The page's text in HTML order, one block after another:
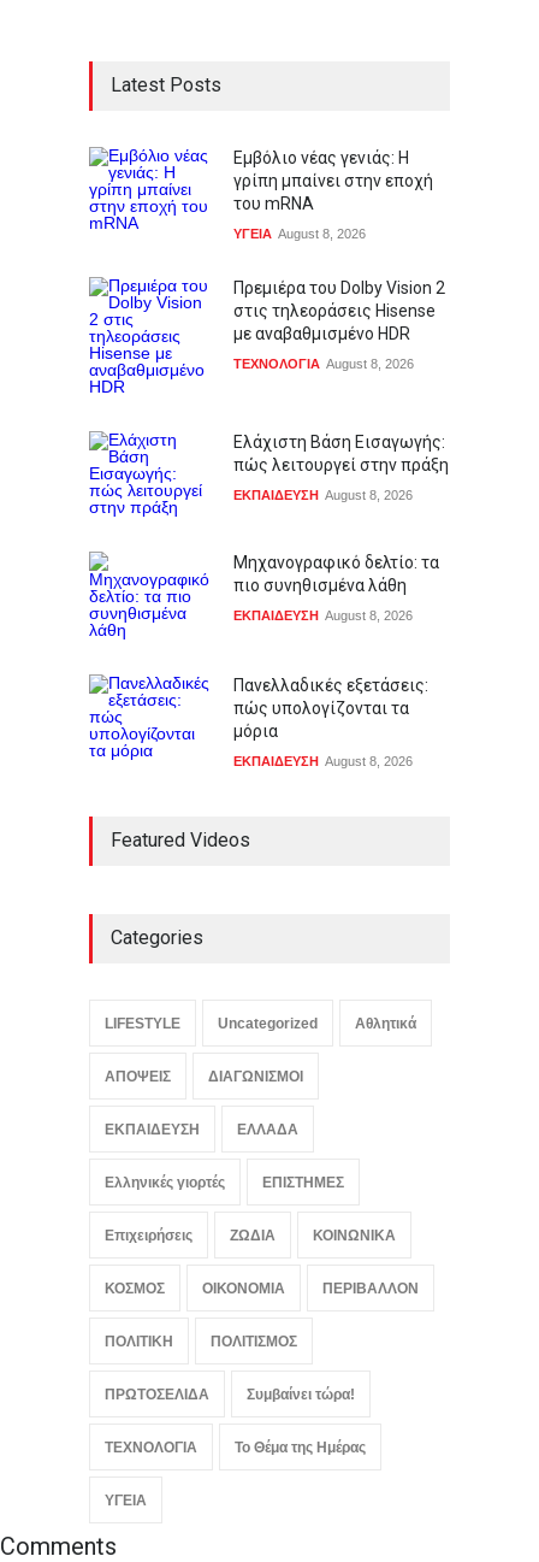
Latest Posts
Εμβόλιο νέας γενιάς: Η
γρίπη μπαίνει στην εποχή
του mRNA
ΥΓΕΙΑ August 8, 2026
Πρεμιέρα του Dolby Vision 2
στις τηλεοράσεις Hisense
με αναβαθμισμένο HDR
ΤΕΧΝΟΛΟΓΙΑ August 8, 2026
Ελάχιστη Βάση Εισαγωγής:
πώς λειτουργεί στην πράξη
ΕΚΠΑΙΔΕΥΣΗ August 8, 2026
Μηχανογραφικό δελτίο: τα
πιο συνηθισμένα λάθη
ΕΚΠΑΙΔΕΥΣΗ August 8, 2026
Πανελλαδικές εξετάσεις:
πώς υπολογίζονται τα
μόρια
ΕΚΠΑΙΔΕΥΣΗ August 8, 2026
Featured Videos
Categories
LIFESTYLE Uncategorized Αθλητικά
ΑΠΟΨΕΙΣ ΔΙΑΓΩΝΙΣΜΟΙ
ΕΚΠΑΙΔΕΥΣΗ ΕΛΛΑΔΑ
Ελληνικές γιορτές ΕΠΙΣΤΗΜΕΣ
Επιχειρήσεις ΖΩΔΙΑ ΚΟΙΝΩΝΙΚΑ
ΚΟΣΜΟΣ ΟΙΚΟΝΟΜΙΑ ΠΕΡΙΒΑΛΛΟΝ
ΠΟΛΙΤΙΚΗ ΠΟΛΙΤΙΣΜΟΣ
ΠΡΩΤΟΣΕΛΙΔΑ Συμβαίνει τώρα!
ΤΕΧΝΟΛΟΓΙΑ Το Θέμα της Ημέρας
ΥΓΕΙΑ
Comments